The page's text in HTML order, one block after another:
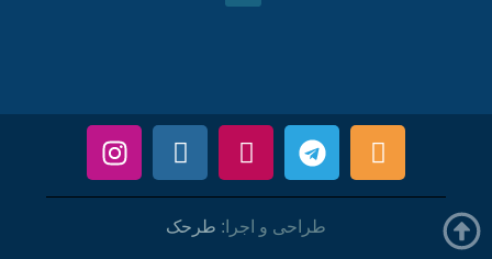
طراحی و اجرا: طرحک